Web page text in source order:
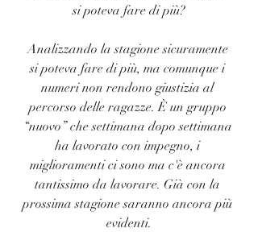
si poteva fare di più?
Analizzando la stagione sicuramente
si poteva fare di più, ma comunque i
numeri non rendono giustizia al
percorso delle ragazze. È un gruppo
“nuovo” che settimana dopo settimana
ha lavorato con impegno, i
miglioramenti ci sono ma c'è ancora
tantissimo da lavorare. Già con la
prossima stagione saranno ancora più
evidenti.